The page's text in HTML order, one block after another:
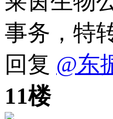
事务，特
回复 @东
11楼